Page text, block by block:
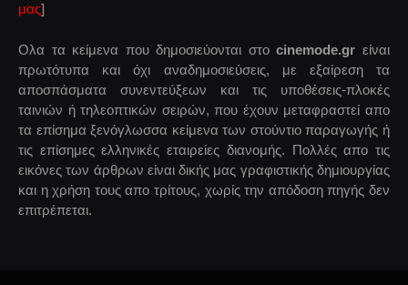
μας]
Ολα τα κείμενα που δημοσιεύονται στοcinemode.gr είναι
πρωτότυπα και όχι αναδημοσιεύσεις, με εξαίρεση τα
αποσπάσματα συνεντεύξεων και τις υποθέσεις-πλοκές
ταινιών ή τηλεοπτικών σειρών, που έχουν μεταφραστεί απο
τα επίσημα ξενόγλωσσα κείμενα των στούντιο παραγωγής ή
τις επίσημες ελληνικές εταιρείες διανομής. Πολλές απο τις
εικόνες των άρθρων είναι δικής μας γραφιστικής δημιουργίας
και η χρήση τους απο τρίτους, χωρίς την απόδοση πηγής δεν
επιτρέπεται.